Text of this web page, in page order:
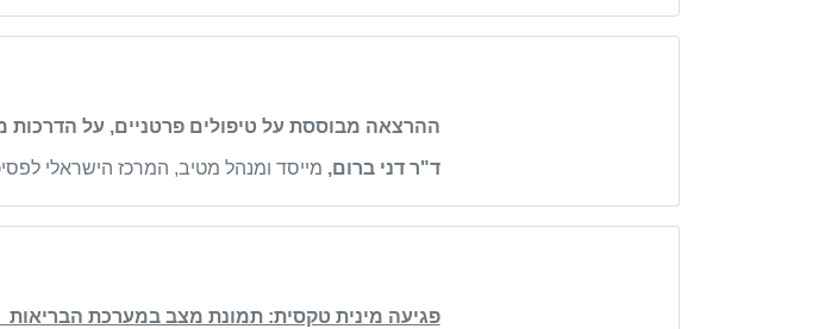
ההרצאה מבוססת על טיפולים פרטניים, על הדרכות
ד"ר דני ברום, מייסד ומנהל מטיב, המרכז הישראלי
פגיעה מינית טקסית: תמונת מצב במערכת הבריאות